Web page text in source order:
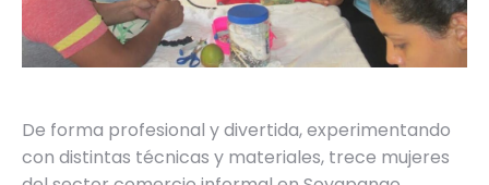
De forma profesional y divertida, experimentando
con distintas técnicas y materiales, trece mujeres